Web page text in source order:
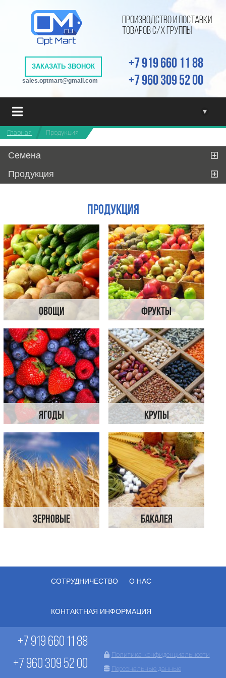
ПРОИЗВОДСТВО И ПОСТАВКИ
ТОВАРОВ С/Х ГРУППЫ
ЗАКАЗАТЬ ЗВОНОК
sales.optmart@gmail.com
+7 919 660 11 88
+7 960 309 52 00
▾
Главная Продукция
Семена
Продукция
Продукция
Овощи Фрукты
Ягоды Крупы
Зерновые Бакалея
СОТРУДНИЧЕСТВО О НАС
КОНТАКТНАЯ ИНФОРМАЦИЯ
+7 919 660 11 88
+7 960 309 52 00
Политика конфиденциальности
Персональные данные